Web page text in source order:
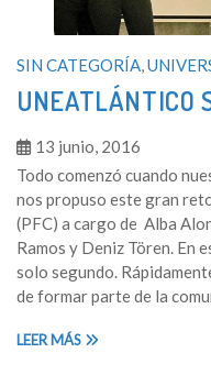
SIN CATEGORÍA,
UNEATLÁNTICO
13 junio, 2016
Todo comenzó cuando
nos propuso este gran
(PFC) a cargo de Alba
Ramos y Deniz Tören. En
solo segundo.
de formar parte de la
LEER MÁS